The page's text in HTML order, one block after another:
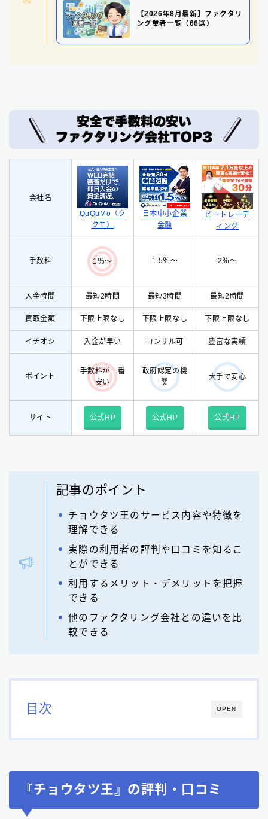
【2026年8月最新】ファクタリ
ング業者一覧（66選）
会社名
QuQuMo（ク
クモ）
日本中小企業
金融
ビートレーデ
ィング
手数料 1％〜 1.5％〜 2％〜
入金時間 最短2時間 最短3時間 最短2時間
買取金額 下限上限なし 下限上限なし 下限上限なし
イチオシ 入金が早い コンサル可 豊富な実績
ポイント
手数料が一番
安い
政府認定の機
関
大手で安心
サイト 公式HP 公式HP 公式HP
記事のポイント
チョウタツ王のサービス内容や特徴を
理解できる
実際の利用者の評判や口コミを知るこ
とができる
利用するメリット・デメリットを把握
できる
他のファクタリング会社との違いを比
較できる
OPEN
目次
『チョウタツ王』の評判・口コミ